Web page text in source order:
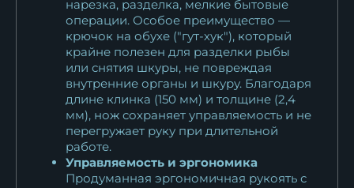
нарезка, разделка, мелкие бытовые
операции. Особое преимущество —
крючок на обухе ("гут-хук"), который
крайне полезен для разделки рыбы
или снятия шкуры, не повреждая
внутренние органы и шкуру. Благодаря
длине клинка (150 мм) и толщине (2,4
мм), нож сохраняет управляемость и не
перегружает руку при длительной
работе.
Управляемость и эргономика
Продуманная эргономичная рукоять с